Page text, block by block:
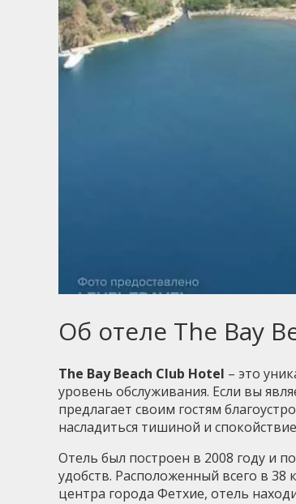
Об отеле The Bay
The Bay Beach Club Hotel – это
уровень обслуживания. Если вы
предлагает своим гостям
насладиться тишиной и
Отель был построен в 2008 году и
удобств. Расположенный всего в
центра города Фетхие, отель